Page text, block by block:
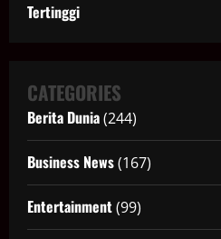
Tertinggi
CATEGORIES
Berita Dunia(244)
Business News(167)
Entertainment(99)